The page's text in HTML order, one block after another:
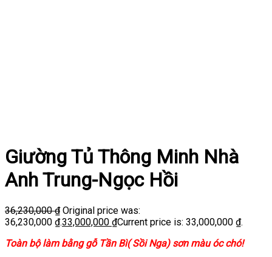
Giường Tủ Thông Minh Nhà
Anh Trung-Ngọc Hồi
36,230,000₫ Original price was:
36,230,000 ₫.33,000,000 ₫Current price is: 33,000,000 ₫.
Toàn bộ làm bằng gỗ Tần Bì( Sồi Nga) sơn màu óc chó!